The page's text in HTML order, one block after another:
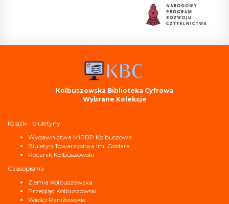
Kolbuszowska Biblioteka Cyfrowa
Wybrane Kolekcje
Książki i biuletyny
Wydawnictwa MiPBP Kolbuszowa
Biuletyn Towarzystwa im. Goslara
Rocznik Kolbuszowski
Czasopisma
Ziemia Kolbuszowska
Przegląd Kolbuszowski
Wieści Raniżowskie